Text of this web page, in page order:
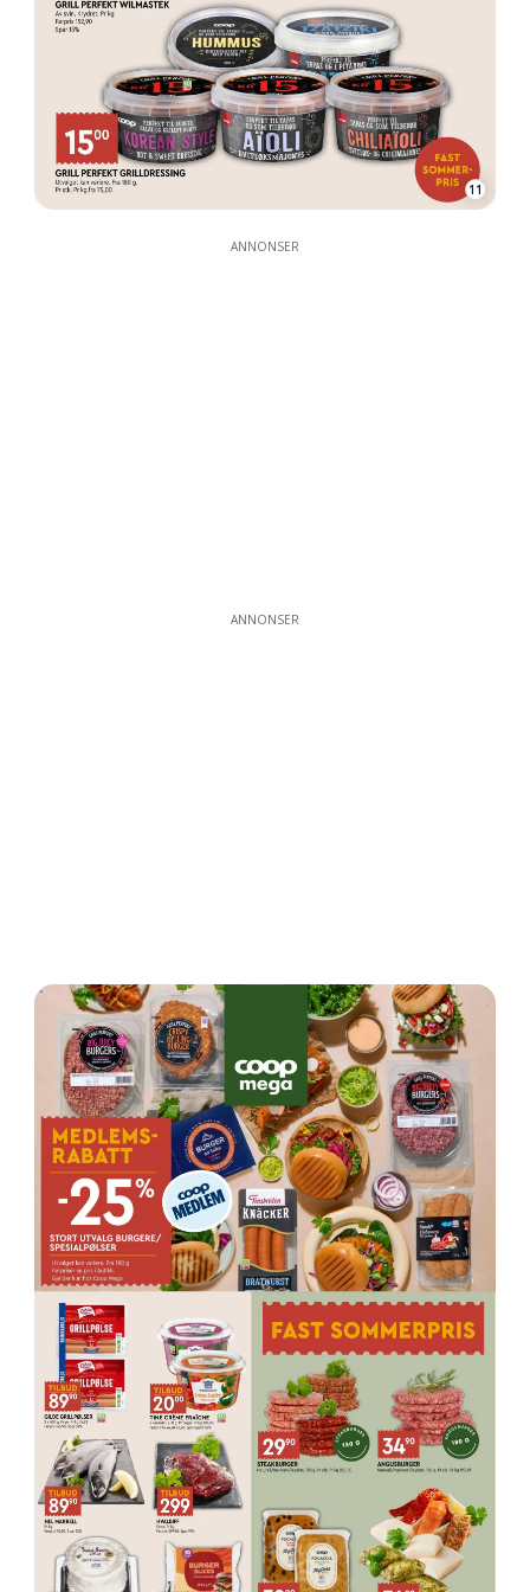
11
ANNONSER
ANNONSER